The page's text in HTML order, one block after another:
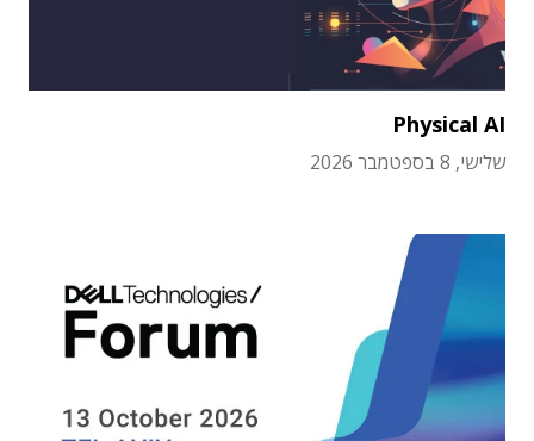
Physical AI
שלישי, 8 בספטמבר 2026